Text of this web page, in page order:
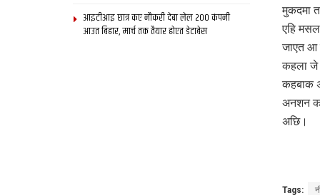
मुकदमा
एहि
जाएत आ
कहला जे
कहबाक
अनशन
अछि।
Tags:
आइटीआइ छात्र कए नौकरी देबा लेल 200 कंपनी
आउत बिहार, मार्च तक तैयार होएत डेटाबेस